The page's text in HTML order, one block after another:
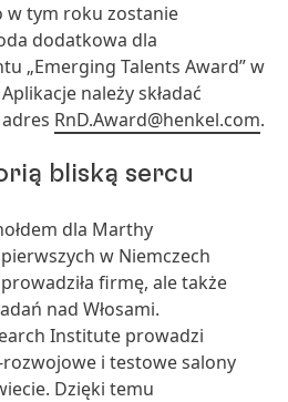
w tym roku zostanie
dodatkowa dla
„Emerging Talents Award” w
należy składać
RnD.Award@henkel.com.
bliską sercu
dla Marthy
w Niemczech
firmę, ale także
nad Włosami.
Institute prowadzi
i testowe salony
Dzięki temu